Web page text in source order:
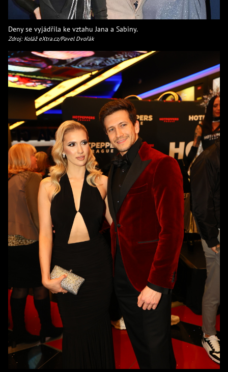
Deny se vyjádřila ke vztahu Jana a Sabiny.
Zdroj: Koláž eXtra.cz/Pavel Dvořák